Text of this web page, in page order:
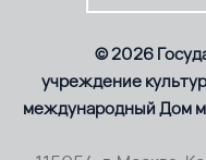
© 2026
учреждение
международный Дом